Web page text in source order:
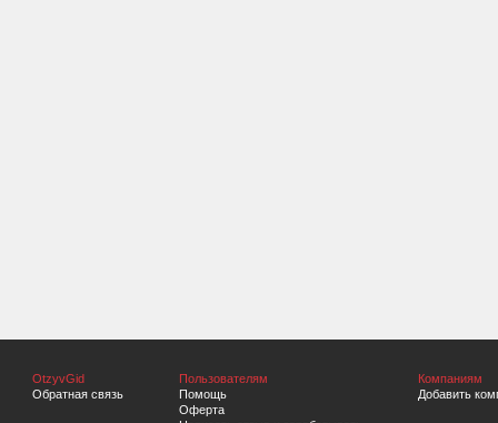
OtzyvGid
Обратная связь
Пользователям
Помощь
Оферта
Компаниям
Добавить